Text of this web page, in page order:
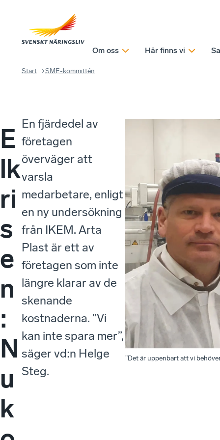
Om oss Här finns vi
Start SME-kommittén
E
lk
ri
s
e
n
:
N
u
k
En fjärdedel av
företagen
överväger att
varsla
medarbetare, enligt
en ny undersökning
från IKEM. Arta
Plast är ett av
företagen som inte
längre klarar av de
skenande
kostnaderna. ”Vi
kan inte spara mer”,
säger vd:n Helge
Steg.
”Det är uppenbart att vi